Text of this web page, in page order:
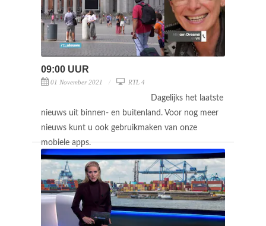
09:00 UUR
01 November 2021 RTL 4
Dagelijks het laatste
nieuws uit binnen- en buitenland. Voor nog meer
nieuws kunt u ook gebruikmaken van onze
mobiele apps.